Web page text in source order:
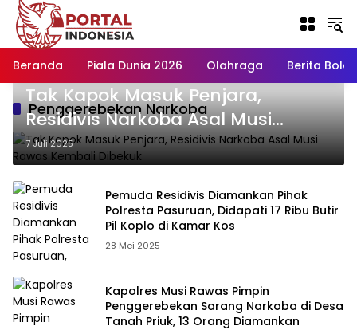
Langsung
konten
Beranda
Piala Dunia 2026 Olahraga Berita Bola
Penggerebekan Narkoba
Tak Kapok Masuk Penjara,
Residivis Narkoba Asal Musi
Rawas Kembali Dibekuk
7 Juli 2025
Pemuda Residivis Diamankan Pihak
Polresta Pasuruan, Didapati 17 Ribu Butir
Pil Koplo di Kamar Kos
28 Mei 2025
Kapolres Musi Rawas Pimpin
Penggerebekan Sarang Narkoba di Desa
Tanah Priuk, 13 Orang Diamankan